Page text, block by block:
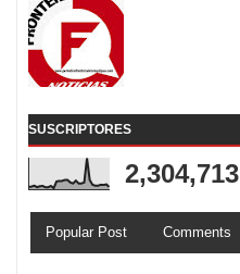
SUSCRIPTORES
2,304,713
Popular Post Comments